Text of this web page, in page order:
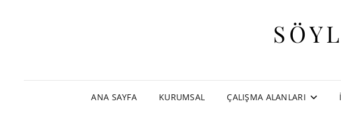
ANA SAYFA KURUMSAL ÇALIŞMA ALANLARI